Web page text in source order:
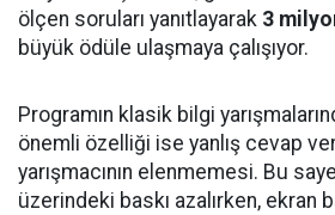
ölçen soruları yanıtlayarak 3
büyük ödüle ulaşmaya çalışıyor.
Programın klasik bilgi
önemli özelliği ise yanlış cevap
yarışmacının elenmemesi. Bu
üzerindeki baskı azalırken, ekran